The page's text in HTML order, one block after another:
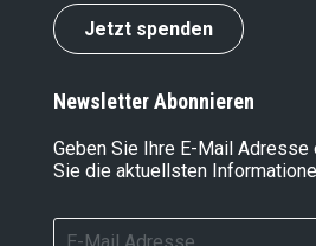
Jetzt spenden
Newsletter Abonnieren
Geben Sie Ihre E-Mail Adresse
Sie die aktuellsten